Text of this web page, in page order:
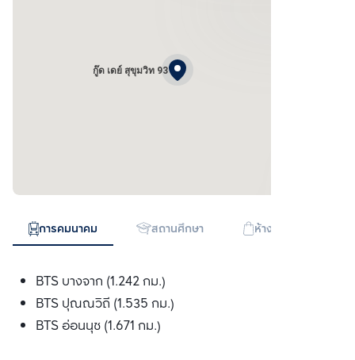
กู๊ด เดย์ สุขุมวิท 93
การคมนาคม สถานศึกษา ห้างสรรพสินค้า
BTS บางจาก (1.242 กม.)
BTS ปุณณวิถี (1.535 กม.)
BTS อ่อนนุช (1.671 กม.)